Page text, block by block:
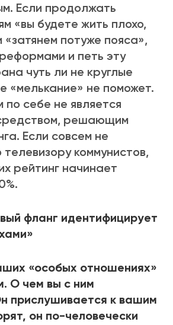
Если продолжать
«вы будете жить плохо,
«затянем потуже пояса»,
и петь эту
чуть ли не круглые
«мелькание» не поможет.
по себе не является
решающим
Если совсем не
телевизору коммунистов,
рейтинг начинает
фланг идентифицирует
«особых отношениях»
О чем вы с ним
прислушивается к вашим
он по-человечески